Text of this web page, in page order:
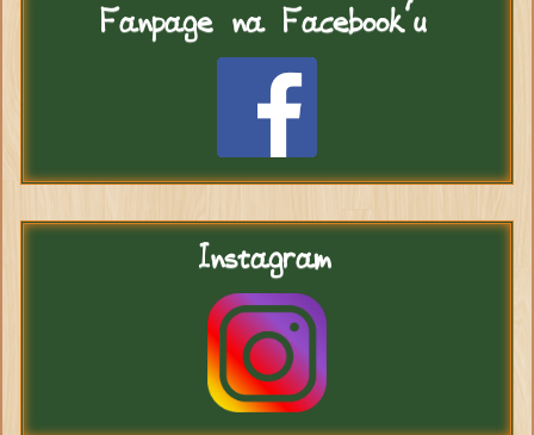
Fanpagena Facebook'u
Instagram